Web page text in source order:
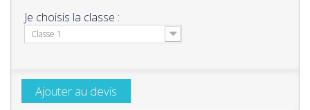
Je choisis la classe :
Classe 1
Ajouter au devis